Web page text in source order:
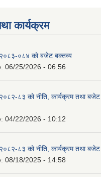
कार्यक्रम
२०८३-०८४ को बजेट बक्तव्य
06/25/2026 - 06:56
८३ को नीति, कार्यक्रम तथा बजेट
04/22/2026 - 10:12
८३ को नीति, कार्यक्रम तथा बजेट
08/18/2025 - 14:58